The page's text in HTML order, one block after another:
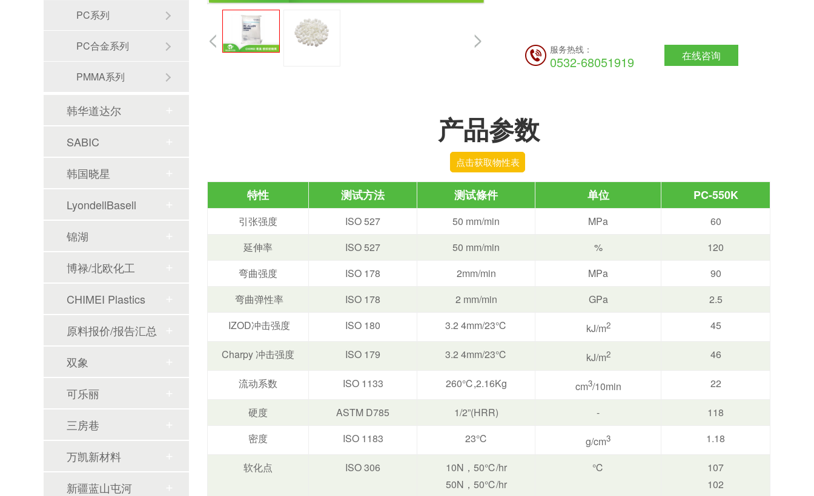
服务热线：
0532-68051919 在线咨询
产品参数
点击获取物性表
特性 测试方法 测试條件 单位 PC-550K
引张强度 ISO 527 50 mm/min MPa
60
延伸率
ISO 527 50 mm/min %
120
弯曲强度
ISO 178 2mm/min MPa
90
弯曲弹性率
ISO 178 2 mm/min GPa
2.5
IZOD冲击强度
ISO 180 3.2 4mm/23℃ kJ/m2 45
Charpy 冲击强度 ISO 179 3.2 4mm/23℃ kJ/m2 46
流动系数 ISO 1133 260℃,2.16Kg cm3/10min 22
硬度 ASTM D785 1/2”(HRR) -
118
密度
ISO 1183 23℃ g/cm3 1.18
软化点 ISO 306
10N，50℃/hr
50N，50℃/hr
℃
107
102
PC系列
PC合金系列
PMMA系列
韩华道达尔
SABIC
韩国晓星
LyondellBasell
锦湖
博禄/北欧化工
CHIMEI Plastics
原料报价/报告汇总
双象
可乐丽
三房巷
万凯新材料
新疆蓝山屯河